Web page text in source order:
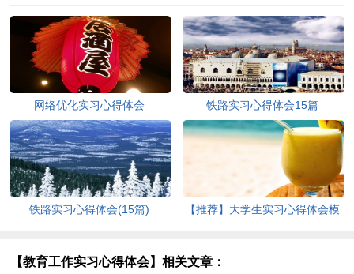
网络优化实习心得体会 铁路实习心得体会15篇
铁路实习心得体会(15篇)
【推荐】大学生实习心得体会模
【教育工作实习心得体会】相关文章：